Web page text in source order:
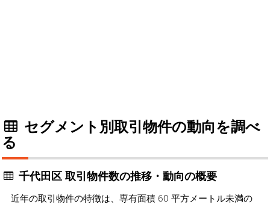
セグメント別取引物件の動向を調べ
る
千代田区 取引物件数の推移・動向の概要
近年の取引物件の特徴は、専有面積 60 平方メートル未満の